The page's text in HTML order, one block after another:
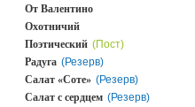
От Валентино
Охотничий
Поэтический (Пост)
Радуга (Резерв)
Салат «Соте» (Резерв)
Салат с сердцем (Резерв)